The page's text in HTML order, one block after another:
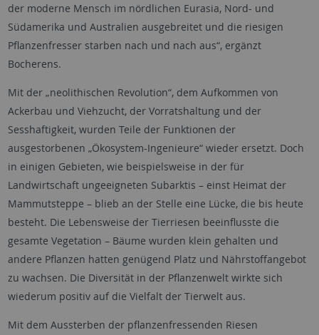
der moderne Mensch im nördlichen Eurasia, Nord- und
Südamerika und Australien ausgebreitet und die riesigen
Pflanzenfresser starben nach und nach aus“, ergänzt
Bocherens.
Mit der „neolithischen Revolution“, dem Aufkommen von
Ackerbau und Viehzucht, der Vorratshaltung und der
Sesshaftigkeit, wurden Teile der Funktionen der
ausgestorbenen „Ökosystem-Ingenieure“ wieder ersetzt. Doch
in einigen Gebieten, wie beispielsweise in der für
Landwirtschaft ungeeigneten Subarktis – einst Heimat der
Mammutsteppe – blieb an der Stelle eine Lücke, die bis heute
besteht. Die Lebensweise der Tierriesen beeinflusste die
gesamte Vegetation – Bäume wurden klein gehalten und
andere Pflanzen hatten genügend Platz und Nährstoffangebot
zu wachsen. Die Diversität in der Pflanzenwelt wirkte sich
wiederum positiv auf die Vielfalt der Tierwelt aus.
Mit dem Aussterben der pflanzenfressenden Riesen